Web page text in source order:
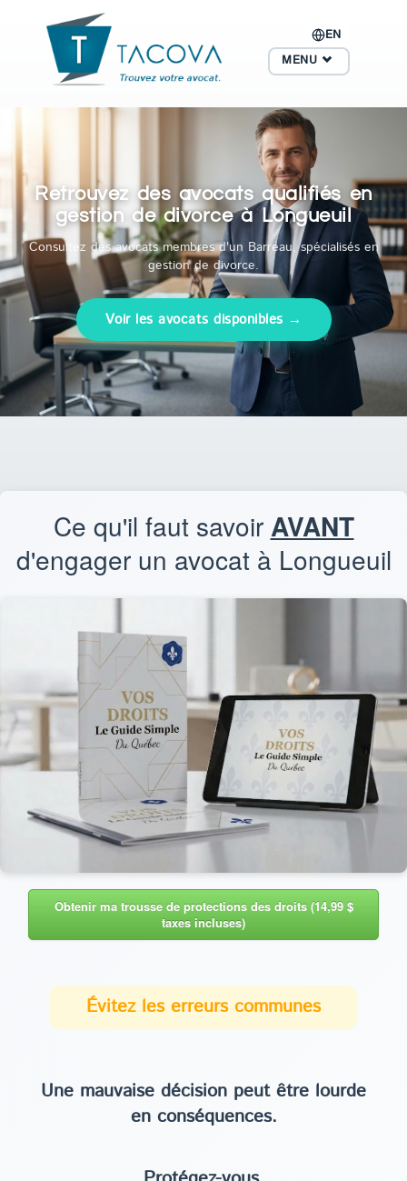
EN
MENU
Retrouvez des avocats qualifiés en
gestion de divorce à Longueuil
Consultez des avocats membres d'un Barreau, spécialisés en
gestion de divorce.
Voir les avocats disponibles →
Ce qu'il faut savoir AVANT
d'engager un avocat à Longueuil
Obtenir ma trousse de protections des droits (14,99 $
taxes incluses)
Évitez les erreurs communes
Une mauvaise décision peut être lourde
en conséquences.